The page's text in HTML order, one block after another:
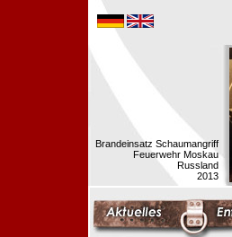
Brandeinsatz Schaumangriff
Feuerwehr Moskau
Russland
2013